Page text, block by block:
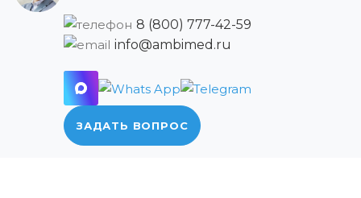
8 (800) 777-42-59
info@ambimed.ru
ЗАДАТЬ ВОПРОС